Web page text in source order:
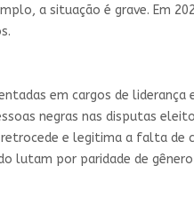
a situação é grave. Em
em cargos de
negras nas disputas
e legitima a falta de
lutam por paridade de